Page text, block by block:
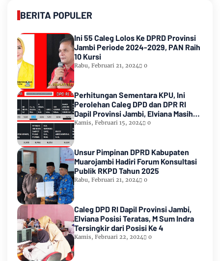
BERITA POPULER
Ini 55 Caleg Lolos Ke DPRD Provinsi
Jambi Periode 2024-2029, PAN Raih
10 Kursi
Rabu, Februari 21, 2024 0
Perhitungan Sementara KPU, Ini
Perolehan Caleg DPD dan DPR RI
Dapil Provinsi Jambi, Elviana Masih
Urutan Kedua Teratas
Kamis, Februari 15, 2024 0
Unsur Pimpinan DPRD Kabupaten
Muarojambi Hadiri Forum Konsultasi
Publik RKPD Tahun 2025
Rabu, Februari 21, 2024 0
Caleg DPD RI Dapil Provinsi Jambi,
Elviana Posisi Teratas, M Sum Indra
Tersingkir dari Posisi Ke 4
Kamis, Februari 22, 2024 0